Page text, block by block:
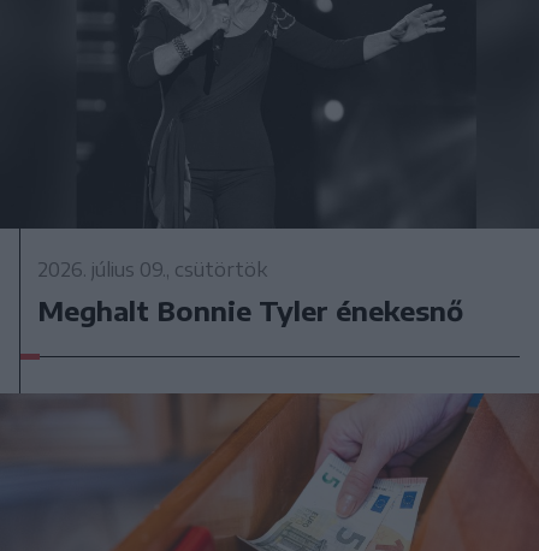
2026. július 09., csütörtök
Meghalt Bonnie Tyler énekesnő